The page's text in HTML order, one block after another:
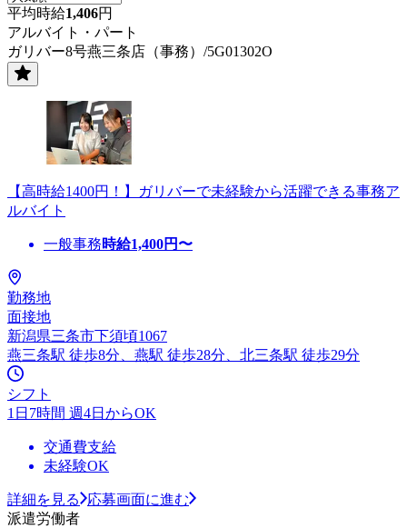
平均時給1,406円
アルバイト・パート
ガリバー8号燕三条店（事務）/5G01302O
【高時給1400円！】ガリバーで未経験から活躍できる事務ア
ルバイト
一般事務時給1,400円〜
勤務地
面接地
新潟県三条市下須頃1067
燕三条駅 徒歩8分、燕駅 徒歩28分、北三条駅 徒歩29分
シフト
1日7時間 週4日からOK
交通費支給
未経験OK
詳細を見る
応募画面に進む
派遣労働者